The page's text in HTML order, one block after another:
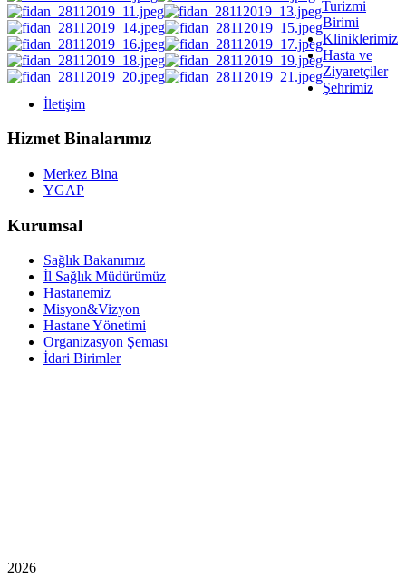
Turizmi
Birimi
Kliniklerimiz
Hasta ve
Ziyaretçiler
Şehrimiz
İletişim
Hizmet Binalarımız
Merkez Bina
YGAP
Kurumsal
Sağlık Bakanımız
İl Sağlık Müdürümüz
Hastanemiz
Misyon&Vizyon
Hastane Yönetimi
Organizasyon Şeması
İdari Birimler
2026